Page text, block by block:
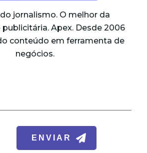
jornalismo. O melhor da
Apex. Desde 2006
conteúdo em ferramenta de
negócios.